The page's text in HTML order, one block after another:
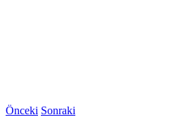
Önceki Sonraki